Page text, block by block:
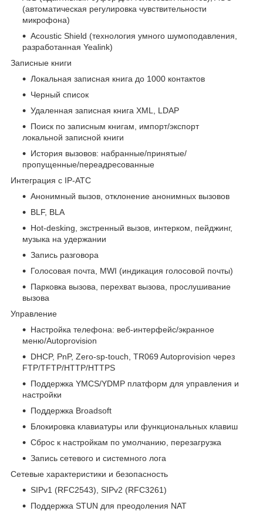
(автоматическая регулировка чувствительности
микрофона)
Acoustic Shield (технология умного шумоподавления,
разработанная Yealink)
Записные книги
Локальная записная книга до 1000 контактов
Черный список
Удаленная записная книга XML, LDAP
Поиск по записным книгам, импорт/экспорт
локальной записной книги
История вызовов: набранные/принятые/
пропущенные/переадресованные
Интеграция с IP-АТС
Анонимный вызов, отклонение анонимных вызовов
BLF, BLA
Hot-desking, экстренный вызов, интерком, пейджинг,
музыка на удержании
Запись разговора
Голосовая почта, MWI (индикация голосовой почты)
Парковка вызова, перехват вызова, прослушивание
вызова
Управление
Настройка телефона: веб-интерфейс/экранное
меню/Autoprovision
DHCP, PnP, Zero-sp-touch, TR069 Autoprovision через
FTP/TFTP/HTTP/HTTPS
Поддержка YMCS/YDMP платформ для управления и
настройки
Поддержка Broadsoft
Блокировка клавиатуры или функциональных клавиш
Сброс к настройкам по умолчанию, перезагрузка
Запись сетевого и системного лога
Сетевые характеристики и безопасность
SIPv1 (RFC2543), SIPv2 (RFC3261)
Поддержка STUN для преодоления NAT